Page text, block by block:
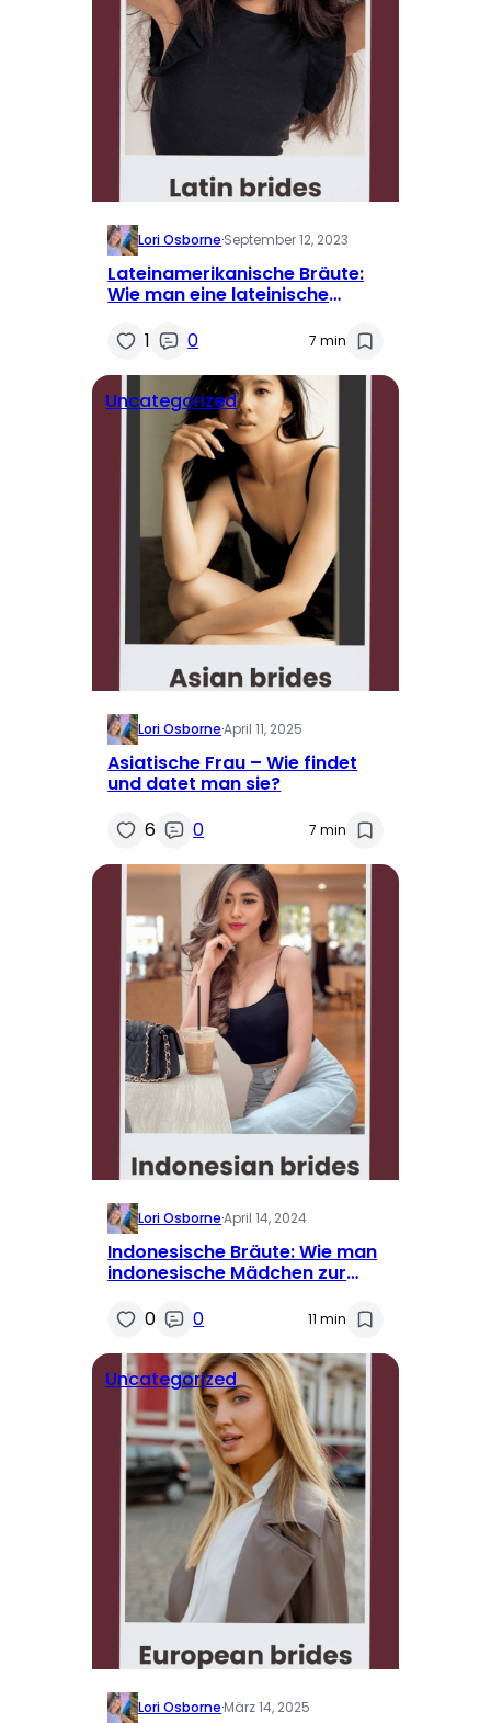
Lori Osborne·September 12, 2023
Lateinamerikanische Bräute:
Wie man eine lateinische
1
0 7 min
Uncategorized
Lori Osborne·April 11, 2025
Asiatische Frau – Wie findet
und datet man sie?
6
0 7 min
Lori Osborne·April 14, 2024
Indonesische Bräute: Wie man
indonesische Mädchen zur
0
0 11 min
Uncategorized
Lori Osborne·März 14, 2025